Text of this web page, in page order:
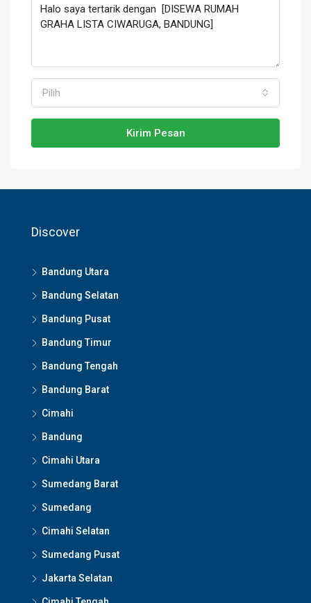
Pilih
Kirim Pesan
Discover
Bandung Utara
Bandung Selatan
Bandung Pusat
Bandung Timur
Bandung Tengah
Bandung Barat
Cimahi
Bandung
Cimahi Utara
Sumedang Barat
Sumedang
Cimahi Selatan
Sumedang Pusat
Jakarta Selatan